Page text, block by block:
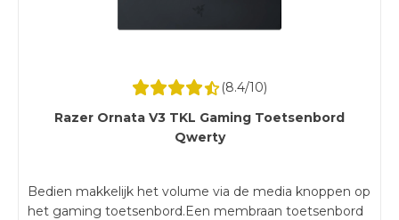
(8.4/10)
Razer Ornata V3 TKL Gaming Toetsenbord
Qwerty
Bedien makkelijk het volume via de media knoppen op
het gaming toetsenbord.Een membraan toetsenbord